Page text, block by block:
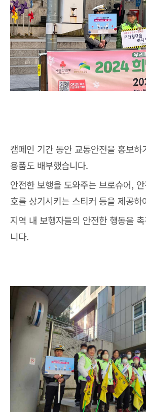
캠페인 기간 동안 교통안전을 홍보
용품도 배부했습니다.
안전한 보행을 도와주는 브로슈어,
호를 상기시키는 스티커 등을 제공하
지역 내 보행자들의 안전한 행동을
니다.